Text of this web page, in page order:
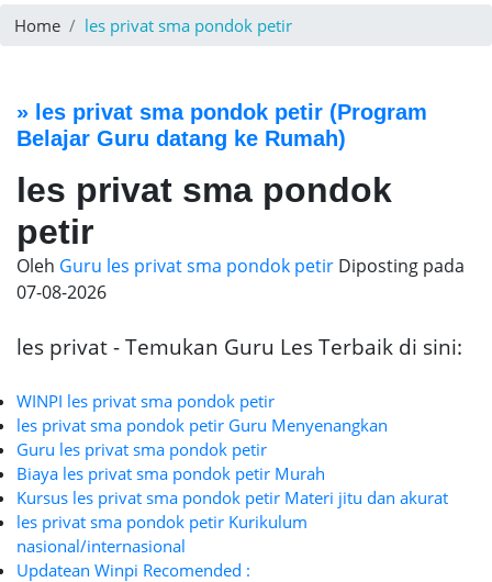
Home les privat sma pondok petir
» les privat sma pondok petir (Program
Belajar Guru datang ke Rumah)
les privat sma pondok
petir
Oleh Guru les privat sma pondok petir Diposting pada
07-08-2026
les privat - Temukan Guru Les Terbaik di sini:
WINPI les privat sma pondok petir
les privat sma pondok petir Guru Menyenangkan
Guru les privat sma pondok petir
Biaya les privat sma pondok petir Murah
Kursus les privat sma pondok petir Materi jitu dan akurat
les privat sma pondok petir Kurikulum
nasional/internasional
Updatean Winpi Recomended :